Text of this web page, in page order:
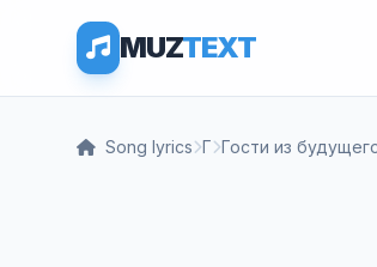
MUZTEXT
Song lyrics Г Гости из